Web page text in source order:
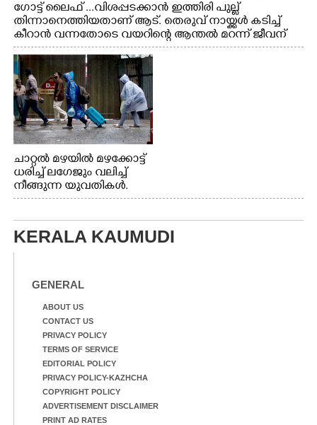
ഗോട്ട് ലൈഫ് ...വിശപ്പടക്കാൻ ഇത്തിരി പുല്ല്
തിന്നാനെത്തിയതാണ് ആട്. തെരുവ് നായ്ക്കൾ കടിച്ച്
കീറാൻ വന്നതോടെ വയറിന്റെ ആന്തൽ മറന്ന് ജീവന്
വേണ്ടിയായി ഓട്ടം. എറണാകുളം വാത്തുരുത്തിയിൽ
നിന്നുള്ള കാഴ്ച
ചാറ്റൽ മഴയിൽ മഴക്കോട്ട്
ധരിച്ച് ലഗേജും വലിച്ച്
നീങ്ങുന്ന യുവതികൾ.
എറണാകുളം മേനകയിൽ
KERALA KAUMUDI
GENERAL
ABOUT US
CONTACT US
PRIVACY POLICY
TERMS OF SERVICE
EDITORIAL POLICY
PRIVACY POLICY-KAZHCHA
COPYRIGHT POLICY
ADVERTISEMENT DISCLAIMER
PRINT AD RATES